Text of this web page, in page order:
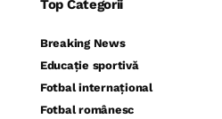
Top Categorii
Breaking News
Educație sportivă
Fotbal internațional
Fotbal românesc